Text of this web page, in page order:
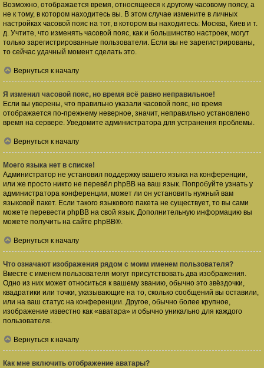
Возможно, отображается время, относящееся к другому часовому поясу, а
не к тому, в котором находитесь вы. В этом случае измените в личных
настройках часовой пояс на тот, в котором вы находитесь: Москва, Киев и т.
д. Учтите, что изменять часовой пояс, как и большинство настроек, могут
только зарегистрированные пользователи. Если вы не зарегистрированы,
то сейчас удачный момент сделать это.
Вернуться к началу
Я изменил часовой пояс, но время всё равно неправильное!
Если вы уверены, что правильно указали часовой пояс, но время
отображается по-прежнему неверное, значит, неправильно установлено
время на сервере. Уведомите администратора для устранения проблемы.
Вернуться к началу
Моего языка нет в списке!
Администратор не установил поддержку вашего языка на конференции,
или же просто никто не перевёл phpBB на ваш язык. Попробуйте узнать у
администратора конференции, может ли он установить нужный вам
языковой пакет. Если такого языкового пакета не существует, то вы сами
можете перевести phpBB на свой язык. Дополнительную информацию вы
можете получить на сайте phpBB®.
Вернуться к началу
Что означают изображения рядом с моим именем пользователя?
Вместе с именем пользователя могут присутствовать два изображения.
Одно из них может относиться к вашему званию, обычно это звёздочки,
квадратики или точки, указывающие на то, сколько сообщений вы оставили,
или на ваш статус на конференции. Другое, обычно более крупное,
изображение известно как «аватара» и обычно уникально для каждого
пользователя.
Вернуться к началу
Как мне включить отображение аватары?